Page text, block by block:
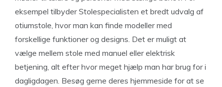
eksempel tilbyder Stolespecialisten et bredt udvalg af
otiumstole, hvor man kan finde modeller med
forskellige funktioner og designs. Det er muligt at
vælge mellem stole med manuel eller elektrisk
betjening, alt efter hvor meget hjælp man har brug for i
dagligdagen. Besøg gerne deres hjemmeside for at se